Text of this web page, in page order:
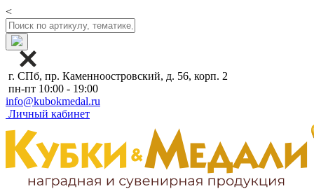
<
г. СПб, пр. Каменноостровский, д. 56, корп. 2
пн-пт 10:00 - 19:00
info@kubokmedal.ru
Личный кабинет